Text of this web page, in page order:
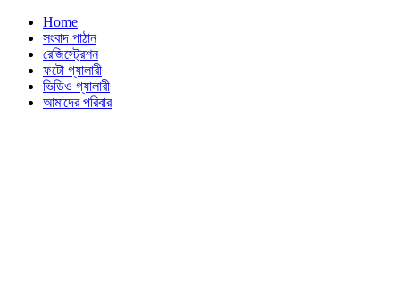
Home
সংবাদ পাঠান
রেজিস্ট্রেশন
ফটো গ্যালারী
ভিডিও গ্যালারী
আমাদের পরিবার